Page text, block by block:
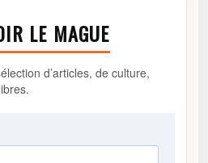
LE MAGUE
d’articles, de culture,